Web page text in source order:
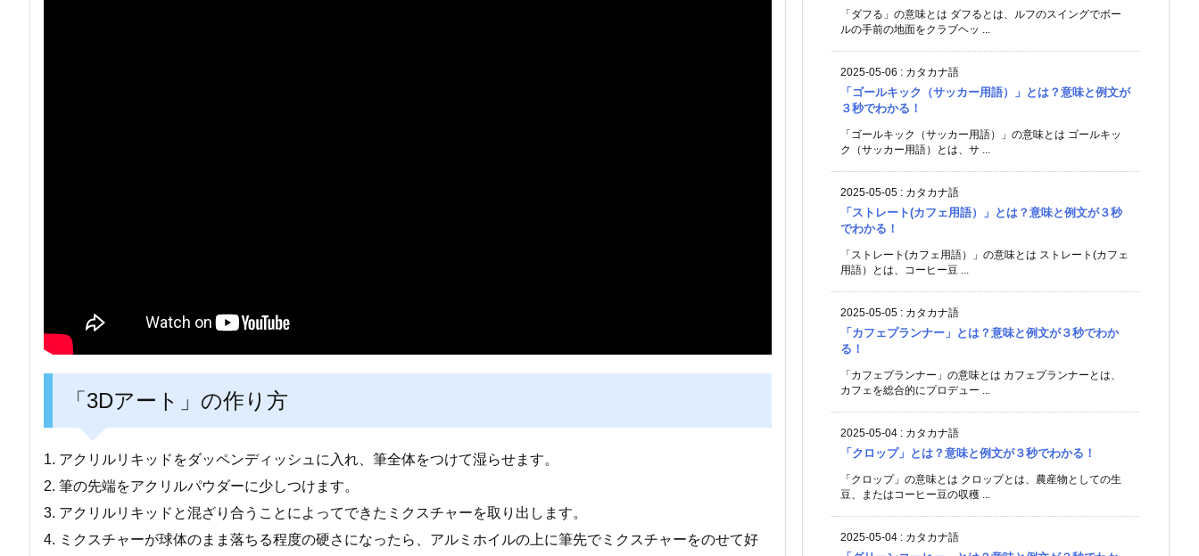
「3Dアート」の作り方
1. アクリルリキッドをダッペンディッシュに入れ、筆全体をつけて湿らせます。
2. 筆の先端をアクリルパウダーに少しつけます。
3. アクリルリキッドと混ざり合うことによってできたミクスチャーを取り出します。
4. ミクスチャーが球体のまま落ちる程度の硬さになったら、アルミホイルの上に筆先でミクスチャーをのせて好
「ダフる」の意味とは ダフるとは、ルフのスイングでボー
ルの手前の地面をクラブヘッ ...
2025-05-06 : カタカナ語
「ゴールキック（サッカー用語）」とは？意味と例文が
３秒でわかる！
「ゴールキック（サッカー用語）」の意味とは ゴールキッ
ク（サッカー用語）とは、サ ...
2025-05-05 : カタカナ語
「ストレート(カフェ用語）」とは？意味と例文が３秒
でわかる！
「ストレート(カフェ用語）」の意味とは ストレート(カフェ
用語）とは、コーヒー豆 ...
2025-05-05 : カタカナ語
「カフェプランナー」とは？意味と例文が３秒でわか
る！
「カフェプランナー」の意味とは カフェプランナーとは、
カフェを総合的にプロデュー ...
2025-05-04 : カタカナ語
「クロップ」とは？意味と例文が３秒でわかる！
「クロップ」の意味とは クロップとは、農産物としての生
豆、またはコーヒー豆の収穫 ...
2025-05-04 : カタカナ語